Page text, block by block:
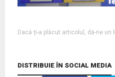
Dacă ți-a plăcut articolul, dă-ne
DISTRIBUIE ÎN SOCIAL MEDIA